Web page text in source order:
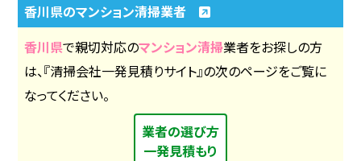
香川県のマンション清掃業者
香川県で親切対応のマンション清掃業者をお探しの方
は、『清掃会社一発見積りサイト』の次のページをご覧に
なってください。
業者の選び方
一発見積もり